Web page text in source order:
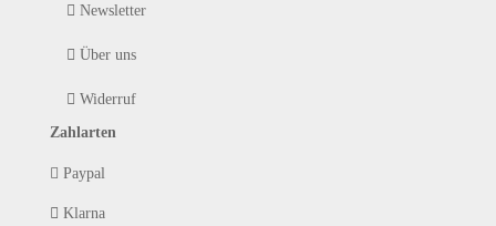
Newsletter
Über uns
Widerruf
Zahlarten
Paypal
Klarna